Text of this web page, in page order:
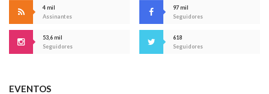
4 mil
Assinantes
97 mil
Seguidores
53,6 mil
Seguidores
618
Seguidores
EVENTOS